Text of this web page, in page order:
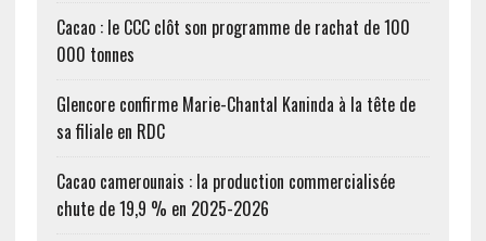
Cacao : le CCC clôt son programme de rachat de 100
000 tonnes
Glencore confirme Marie-Chantal Kaninda à la tête de
sa filiale en RDC
Cacao camerounais : la production commercialisée
chute de 19,9 % en 2025-2026